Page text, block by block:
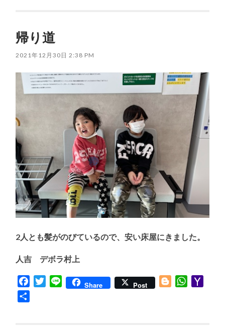
帰り道
2021年12月30日 2:38 PM
2人とも髪がのびているので、安い床屋にきました。
人吉 デボラ村上
FacebookTwitter
Line Share Post BloggerWhatsApp